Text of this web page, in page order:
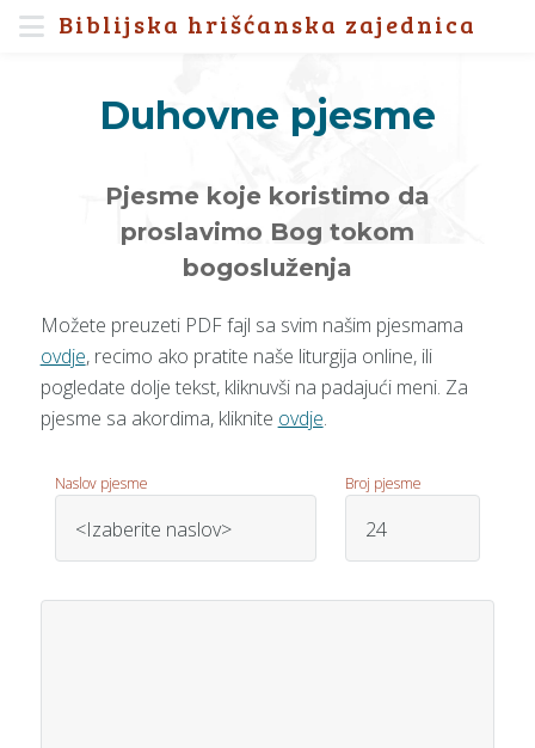
Biblijska hrišćanska zajednica
Duhovne pjesme
Pjesme koje koristimo da
proslavimo Bog tokom
bogosluženja
Možete preuzeti PDF fajl sa svim našim pjesmama
ovdje, recimo ako pratite naše liturgija online, ili
pogledate dolje tekst, kliknuvši na padajući meni. Za
pjesme sa akordima, kliknite ovdje.
Naslov pjesme Broj pjesme